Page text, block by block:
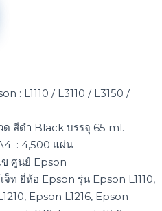
: L1110 / L3110 / L3150 /
สีดำ Black บรรจุ 65 ml.
: 4,500 แผ่น
ข ศูนย์ Epson
จ็ท ยี่ห้อ Epson รุ่น Epson L1110,
Epson L1216, Epson